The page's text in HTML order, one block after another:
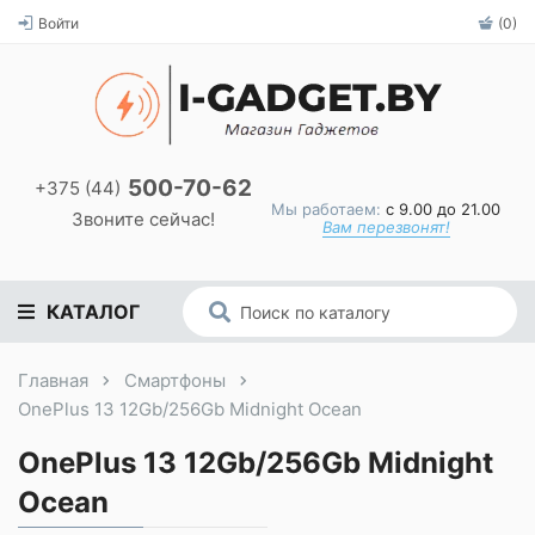
Войти (0)
+375 (44) 500-70-62
Звоните сейчас! Мы работаем: с 9.00 до 21.00
Вам перезвонят!
КАТАЛОГ
Главная
Смартфоны
OnePlus 13 12Gb/256Gb Midnight Ocean
OnePlus 13 12Gb/256Gb Midnight
Ocean